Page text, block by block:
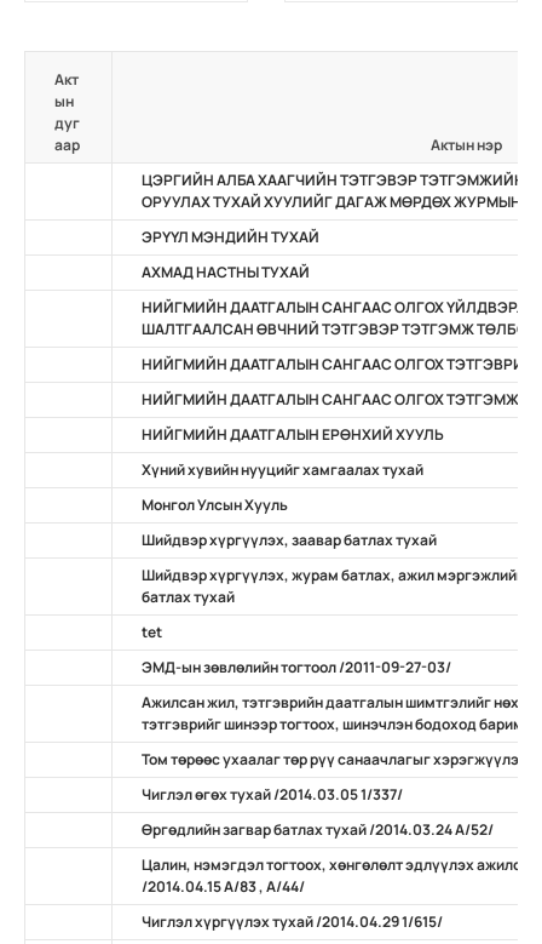
Акт
ын
дуг
аар
Актын нэр
ЦЭРГИЙН АЛБА ХААГЧИЙН ТЭТГЭВЭР ТЭТГЭМЖИЙН
ОРУУЛАХ ТУХАЙ ХУУЛИЙГ ДАГАЖ МӨРДӨХ ЖУРМЫН
ЭРҮҮЛ МЭНДИЙН ТУХАЙ
АХМАД НАСТНЫ ТУХАЙ
НИЙГМИЙН ДААТГАЛЫН САНГААС ОЛГОХ
ШАЛТГААЛСАН ӨВЧНИЙ ТЭТГЭВЭР ТЭТГЭМЖ
НИЙГМИЙН ДААТГАЛЫН САНГААС ОЛГОХ
НИЙГМИЙН ДААТГАЛЫН САНГААС ОЛГОХ
НИЙГМИЙН ДААТГАЛЫН ЕРӨНХИЙ ХУУЛЬ
Хүний хувийн нууцийг хамгаалах тухай
Монгол Улсын Хууль
Шийдвэр хүргүүлэх, заавар батлах тухай
Шийдвэр хүргүүлэх, журам батлах, ажил мэргэжлийн
батлах тухай
tet
ЭМД-ын зөвлөлийн тогтоол /2011-09-27-03/
Ажилсан жил, тэтгэврийн даатгалын шимтгэлийг нөхөн
тэтгэврийг шинээр тогтоох, шинэчлэн бодоход
Том төрөөс ухаалаг төр рүү санаачлагыг хэрэгжүүлэх
Чиглэл өгөх тухай /2014.03.05 1/337/
Өргөдлийн загвар батлах тухай /2014.03.24 А/52/
Цалин, нэмэгдэл тогтоох, хөнгөлөлт эдлүүлэх
/2014.04.15 А/83 , А/44/
Чиглэл хүргүүлэх тухай /2014.04.29 1/615/